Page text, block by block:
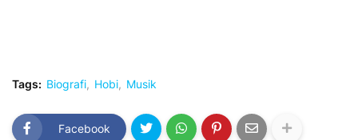
Tags: Biografi Hobi Musik
Facebook